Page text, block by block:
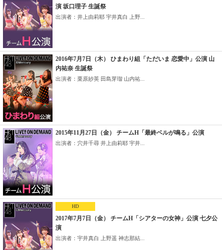
演 坂口理子 生誕祭
出演者：井上由莉耶 宇井真白 上野...
2016年7月7日（木） ひまわり組「ただいま 恋愛中」公演 山
内祐奈 生誕祭
出演者：栗原紗英 田島芽瑠 山内祐...
2015年11月27日（金） チームH「最終ベルが鳴る」公演
出演者：穴井千尋 井上由莉耶 宇井...
HD
2017年7月7日（金） チームH「シアターの女神」公演 七夕公
演
出演者：宇井真白 上野遥 神志那結...